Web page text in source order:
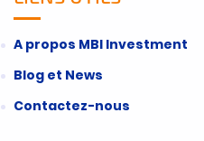
A propos MBI Investment
Blog et News
Contactez-nous